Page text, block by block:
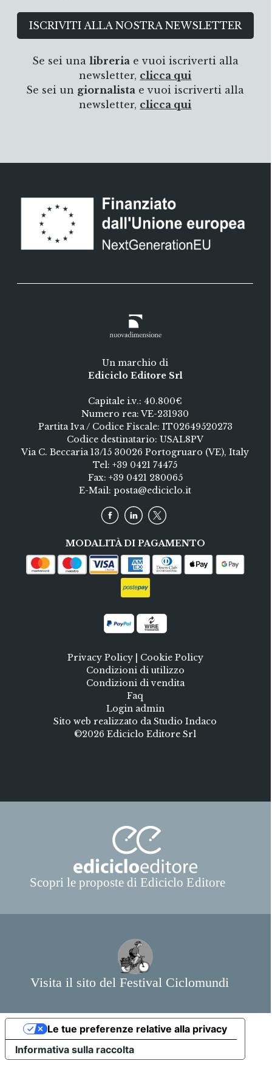
alcune testimonianze artistiche del
Veneto Orientale
Possibilità di pagamento in 3 rate senza interessi per ordini
BONIFICO BANCARIO
ISCRIVITI ALLA NOSTRA NEWSLETTER
Se sei una libreriae vuoi iscriverti alla
newsletter, clicca qui
Se sei un giornalista e vuoi iscriverti alla
newsletter, clicca qui
Un marchio di
Ediciclo Editore Srl
Capitale i.v.: 40.800€
Numero rea: VE-231930
Partita Iva / Codice Fiscale: IT02649520273
Codice destinatario: USAL8PV
Via C. Beccaria 13/15 30026 Portogruaro (VE), Italy
Tel:+39 0421 74475
Fax: +39 0421 280065
E-Mail:posta@ediciclo.it
MODALITÀ DI PAGAMENTO
Privacy Policy| Cookie Policy
Condizioni di utilizzo
Condizioni di vendita
Faq
Login admin
Sito web realizzato da Studio Indaco
©2026 Ediciclo Editore Srl
Informativa sulla raccolta
Le tue preferenze relative alla privacy